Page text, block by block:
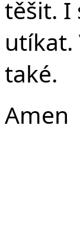
těšit. I
utíkat.
Amen